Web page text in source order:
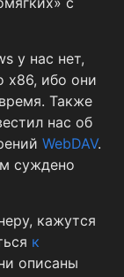
у нас нет,
x86, ибо они
Также
нас об
WebDAV.
суждено
кажутся
к
описаны